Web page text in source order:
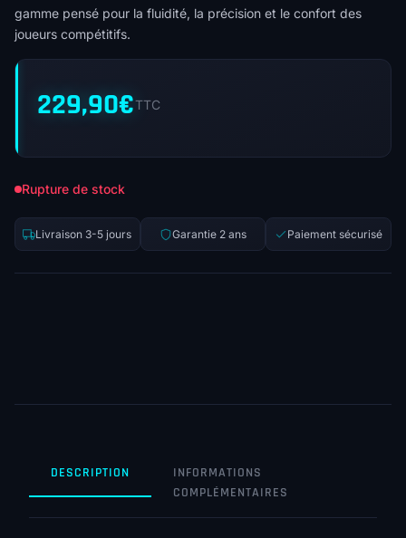
gamme pensé pour la fluidité, la précision et le confort des
joueurs compétitifs.
229,90€TTC
Rupture de stock
Livraison 3-5 jours Garantie 2 ans Paiement sécurisé
DESCRIPTION
INFORMATIONS
COMPLÉMENTAIRES